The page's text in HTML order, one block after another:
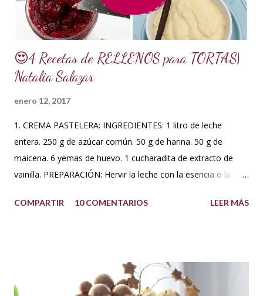
el clima es ...
😍4 Recetas de RELLENOS para TORTAS|
Natalia Salazar
enero 12, 2017
1. CREMA PASTELERA: INGREDIENTES: 1 litro de leche
entera. 250 g de azúcar común. 50 g de harina. 50 g de
maicena. 6 yemas de huevo. 1 cucharadita de extracto de
vainilla. PREPARACIÓN: Hervir la leche con la esencia o la
con el azúcar. Reservar. Tamiza la harina con la maicena y
fuego bajo hasta que espese. No dejar de batir. Cuando haya
espesado sacar del fuego y dejar enfriar moviendo de
COMPARTIR 10 COMENTARIOS LEER MÁS